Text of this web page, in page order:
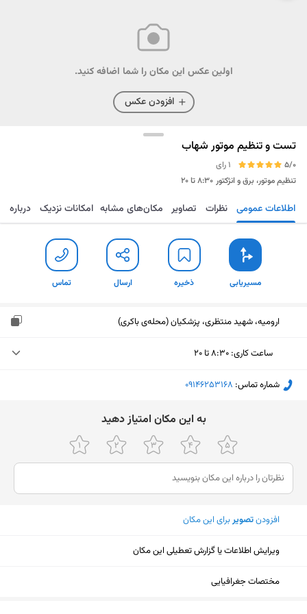
اولین عکس این مکان را شما اضافه کنید.
افزودن عکس
تست و تنظیم موتور شهاب
5/0
1 رای
تنظیم موتور، برق و انژکتور ۸:۳۰ تا ۲۰
مسیریابی ذخیره ارسال تماس اطلاعات عمومی نظرات تصاویر مکان‌های مشابه امکانات نزدیک درباره
مسیریابی ذخیره ارسال تماس
ارومیه، شهید منتظری، پزشکیان (محله‌ی باکری)
ساعت کاری: ۸:۳۰ تا ۲۰
دوشنبه (امروز)
پنجشنبه
۸:۳۰ تا ۲۰
جمعه
تعطیل
شنبه
یکشنبه
شماره تماس: ‎09146253168
ﺑﻪ اﯾﻦ ﻣﮑﺎن اﻣﺘﯿﺎز دﻫﯿﺪ
افزودنتصویربرای این مکان
ویرایش اطلاعات یا گزارش تعطیلی این مکان
مختصات جغرافیایی